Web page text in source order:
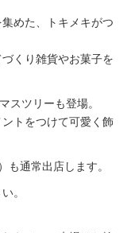
めた、トキメキがつ
くり雑貨やお菓子を
スツリーも登場。
トをつけて可愛く飾
も通常出店します。
。